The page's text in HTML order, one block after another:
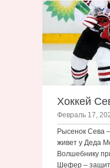
Хоккей
Февраль 17,
Рысенок Сева
живет у Деда
Волшебнику
Шефер –